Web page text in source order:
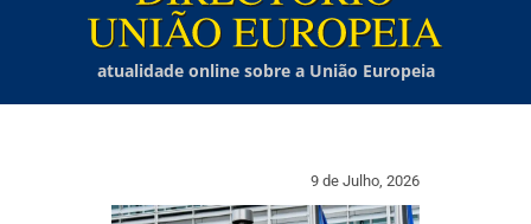
atualidade online sobre a União Europeia
9 de Julho, 2026